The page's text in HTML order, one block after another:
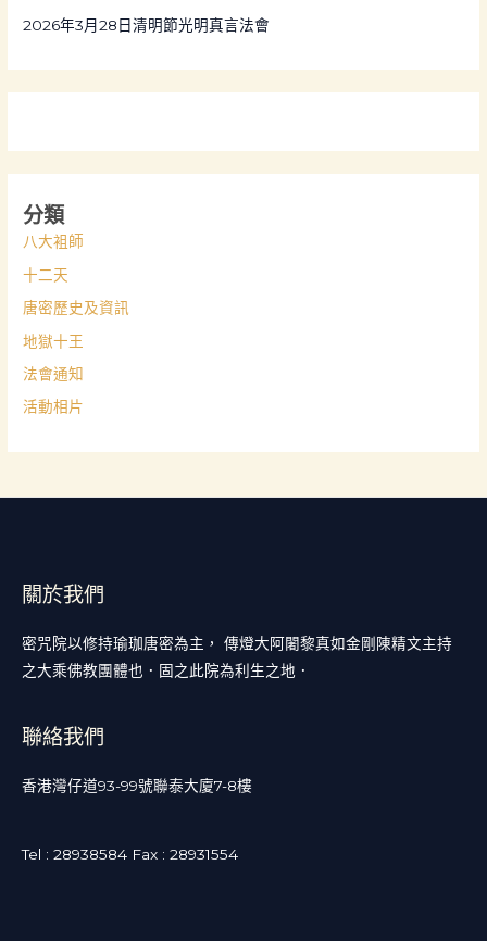
2026年3月28日清明節光明真言法會
分類
八大袓師
十二天
唐密歷史及資訊
地獄十王
法會通知
活動相片
關於我們
密咒院以修持瑜珈唐密為主， 傳燈大阿闍黎真如金剛陳精文主持
之大乘佛教團體也．固之此院為利生之地．
聯絡我們
香港灣仔道93-99號聯泰大廈7-8樓
Tel : 28938584 Fax : 28931554